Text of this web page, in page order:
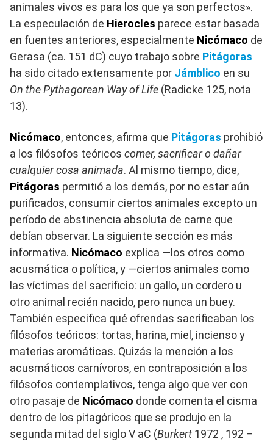
animales vivos es para los que ya son perfectos».
La especulación de Hierocles parece estar basada
en fuentes anteriores, especialmente Nicómaco de
Gerasa (ca. 151 dC) cuyo trabajo sobre Pitágoras
ha sido citado extensamente por Jámblico en su
On the Pythagorean Way of Life (Radicke 125, nota
13).
Nicómaco, entonces, afirma que Pitágoras prohibió
a los filósofos teóricos comer, sacrificar o dañar
cualquier cosa animada. Al mismo tiempo, dice,
Pitágoras permitió a los demás, por no estar aún
purificados, consumir ciertos animales excepto un
período de abstinencia absoluta de carne que
debían observar. La siguiente sección es más
informativa. Nicómaco explica ―los otros como
acusmática o política, y ―ciertos animales como
las víctimas del sacrificio: un gallo, un cordero u
otro animal recién nacido, pero nunca un buey.
También especifica qué ofrendas sacrificaban los
filósofos teóricos: tortas, harina, miel, incienso y
materias aromáticas. Quizás la mención a los
acusmáticos carnívoros, en contraposición a los
filósofos contemplativos, tenga algo que ver con
otro pasaje de Nicómaco donde comenta el cisma
dentro de los pitagóricos que se produjo en la
segunda mitad del siglo V aC (Burkert 1972 , 192 –